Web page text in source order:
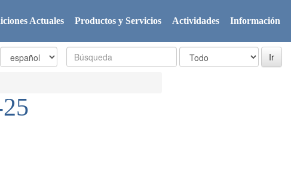
Actuales Productos y Servicios Actividades Información